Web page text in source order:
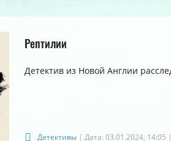
Рептилии
Детектив из Новой Англии
Детективы | Дата: 03.01.2024, 14:05